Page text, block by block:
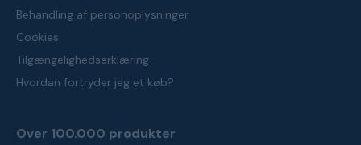
Behandling af personoplysninger
Cookies
Tilgængelighedserklæring
Hvordan fortryder jeg et køb?
Over 100.000 produkter